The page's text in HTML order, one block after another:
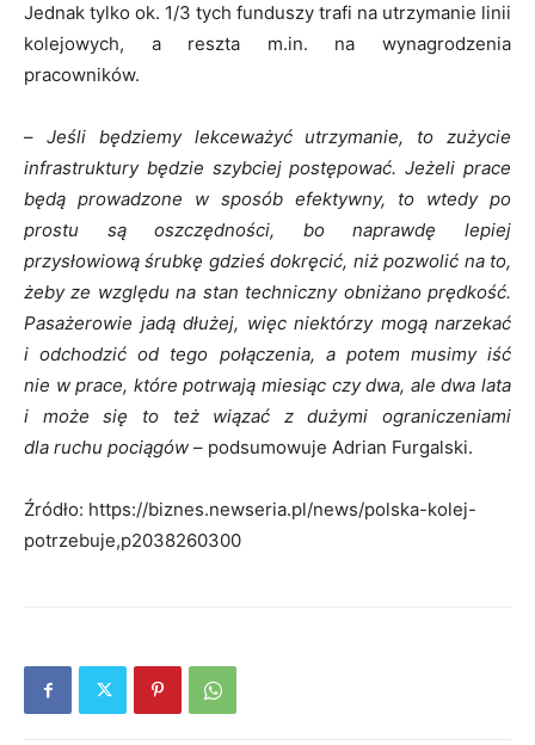
Jednak tylko ok. 1/3 tych funduszy trafi na utrzymanie linii
kolejowych, a reszta m.in. na wynagrodzenia
pracowników.
– Jeśli będziemy lekceważyć utrzymanie, to zużycie
infrastruktury będzie szybciej postępować. Jeżeli prace
będą prowadzone w sposób efektywny, to wtedy po
prostu są oszczędności, bo naprawdę lepiej
przysłowiową śrubkę gdzieś dokręcić, niż pozwolić na to,
żeby ze względu na stan techniczny obniżano prędkość.
Pasażerowie jadą dłużej, więc niektórzy mogą narzekać
i odchodzić od tego połączenia, a potem musimy iść
nie w prace, które potrwają miesiąc czy dwa, ale dwa lata
i może się to też wiązać z dużymi ograniczeniami
dla ruchu pociągów – podsumowuje Adrian Furgalski.
Źródło: https://biznes.newseria.pl/news/polska-kolej-
potrzebuje,p2038260300